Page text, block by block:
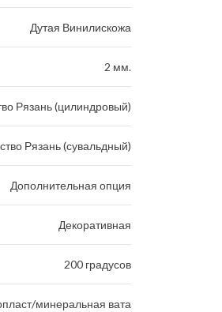
Дутая Винилискожа
2 мм.
Рязань (цилиндровый)
Рязань (сувальдный)
Дополнительная опция
Декоративная
200 градусов
минеральная вата